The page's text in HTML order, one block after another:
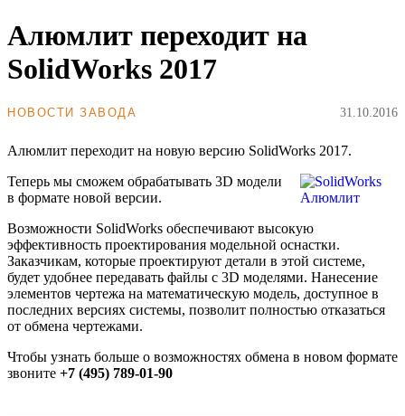
Алюмлит переходит на
SolidWorks 2017
НОВОСТИ ЗАВОДА 31.10.2016
Алюмлит переходит на новую версию SolidWorks 2017.
Теперь мы сможем обрабатывать 3D модели
в формате новой версии.
Возможности SolidWorks обеспечивают высокую
эффективность проектирования модельной оснастки.
Заказчикам, которые проектируют детали в этой системе,
будет удобнее передавать файлы с 3D моделями. Нанесение
элементов чертежа на математическую модель, доступное в
последних версиях системы, позволит полностью отказаться
от обмена чертежами.
Чтобы узнать больше о возможностях обмена в новом формате
звоните +7 (495) 789-01-90